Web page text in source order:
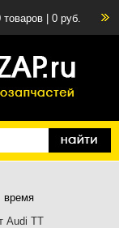
товаров | 0 руб.
время
Audi TT